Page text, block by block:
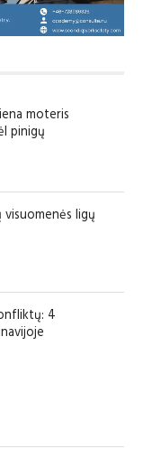
moteris
pinigų
visuomenės ligų
4